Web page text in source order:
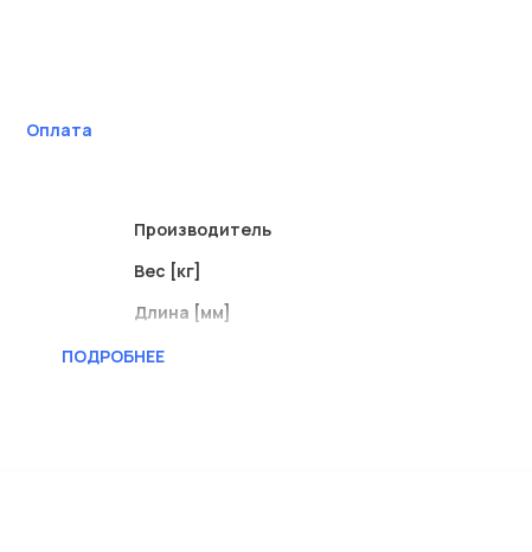
Оплата
Производитель
Вес [кг]
Длина [мм]
Длина резьбы [мм]
ПОДРОБНЕЕ